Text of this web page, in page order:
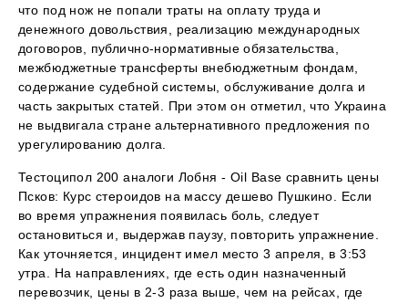
что под нож не попали траты на оплату труда и
денежного довольствия, реализацию международных
договоров, публично-нормативные обязательства,
межбюджетные трансферты внебюджетным фондам,
содержание судебной системы, обслуживание долга и
часть закрытых статей. При этом он отметил, что Украина
не выдвигала стране альтернативного предложения по
урегулированию долга.
Тестоципол 200 аналоги Лобня - Oil Base сравнить цены
Псков: Курс стероидов на массу дешево Пушкино. Если
во время упражнения появилась боль, следует
остановиться и, выдержав паузу, повторить упражнение.
Как уточняется, инцидент имел место 3 апреля, в 3:53
утра. На направлениях, где есть один назначенный
перевозчик, цены в 2-3 раза выше, чем на рейсах, где